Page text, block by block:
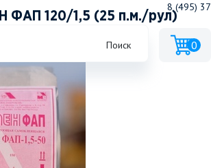
8 (495)
Поиск 0
ФАП 120/1,5 (25 п.м./рул)